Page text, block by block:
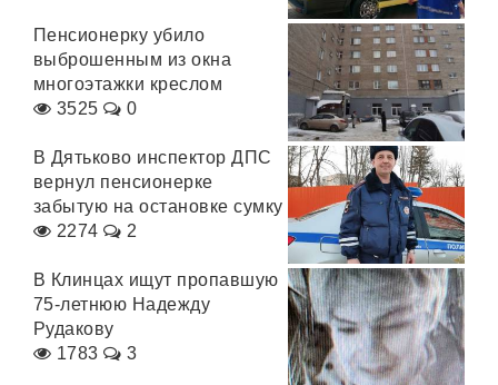
Пенсионерку убило
выброшенным из окна
многоэтажки креслом
3525
0
В Дятьково инспектор ДПС
вернул пенсионерке
забытую на остановке сумку
2274
2
В Клинцах ищут пропавшую
75-летнюю Надежду
Рудакову
1783
3